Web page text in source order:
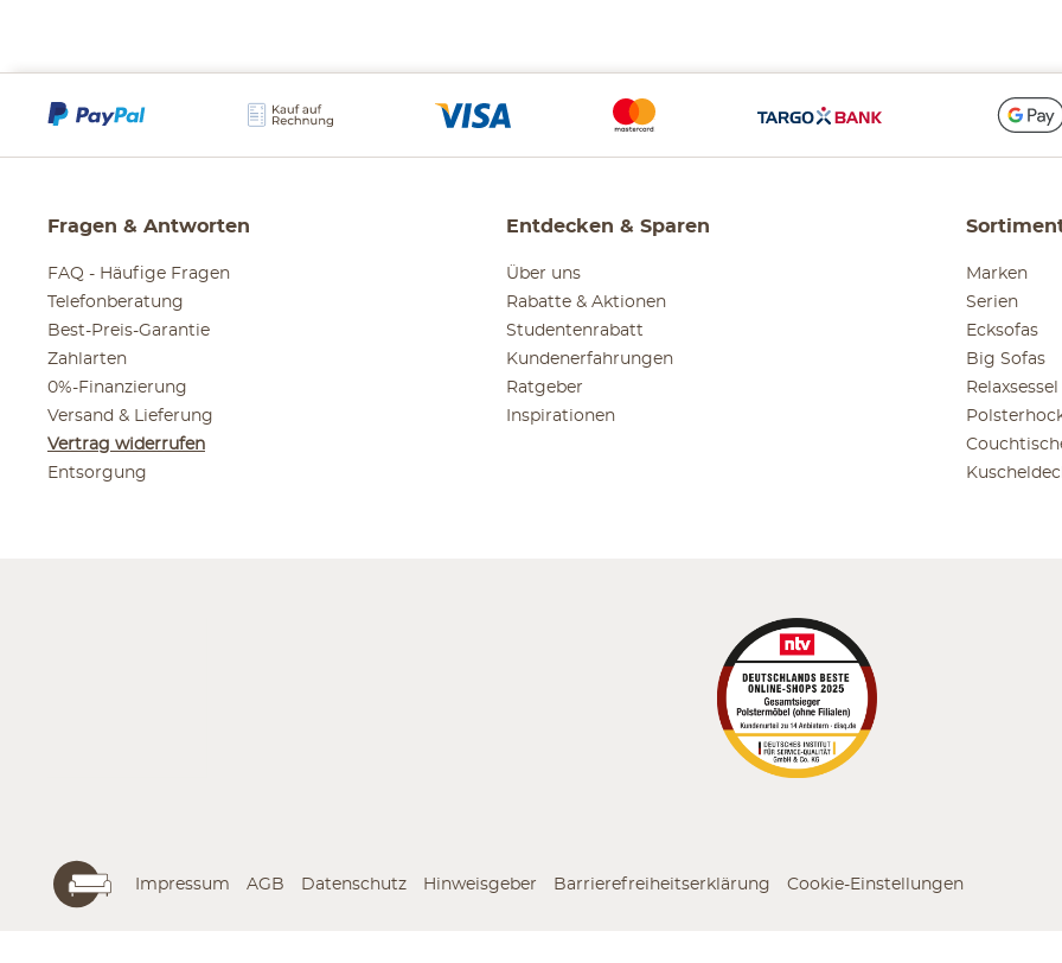
Fragen & Antworten
FAQ - Häufige Fragen
Telefonberatung
Best-Preis-Garantie
Zahlarten
0%-Finanzierung
Versand & Lieferung
Vertrag widerrufen
Entsorgung
Entdecken & Sparen
Über uns
Rabatte & Aktionen
Studentenrabatt
Kundenerfahrungen
Ratgeber
Inspirationen
Marken
Serien
Ecksofas
Big Sofas
Relaxsessel
Impressum AGB Datenschutz Hinweisgeber Barrierefreiheitserklärung Cookie-Einstellungen